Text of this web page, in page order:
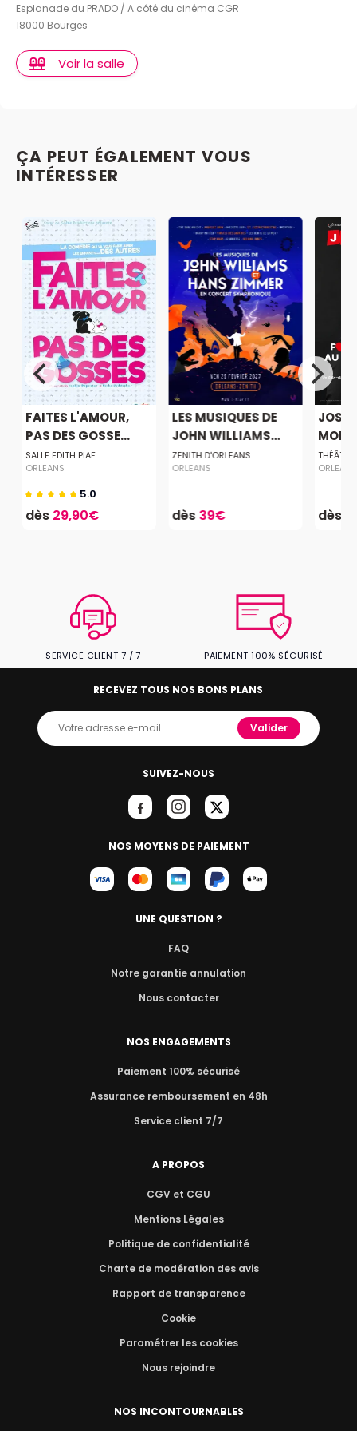
Esplanade du PRADO / A côté du cinéma CGR
18000 Bourges
Voir la salle
ÇA PEUT ÉGALEMENT VOUS
INTÉRESSER
FAITES L'AMOUR,
PAS DES GOSSE...
SALLE EDITH PIAF
ORLEANS
5.0
dès 29,90€
LES MUSIQUES DE
JOHN WILLIAMS...
ZENITH D'ORLEANS
ORLEANS
dès39€
JOSÉ
ORLEANS
dès
SERVICE CLIENT 7 / 7 PAIEMENT 100% SÉCURISÉ
SUIVEZ-NOUS
NOS MOYENS DE PAIEMENT
RECEVEZ TOUS NOS BONS PLANS
Valider
UNE QUESTION ?
FAQ
Notre garantie annulation
Nous contacter
NOS ENGAGEMENTS
Paiement 100% sécurisé
Assurance remboursement en 48h
Service client 7/7
A PROPOS
CGV et CGU
Mentions Légales
Politique de confidentialité
Charte de modération des avis
Rapport de transparence
Cookie
Paramétrer les cookies
Nous rejoindre
NOS INCONTOURNABLES